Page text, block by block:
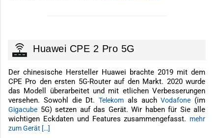
Huawei CPE 2 Pro 5G
Der chinesische Hersteller Huawei brachte 2019 mit dem
CPE Pro den ersten 5G-Router auf den Markt. 2020 wurde
das Modell überarbeitet und mit etlichen Verbesserungen
versehen. Sowohl die Dt.Telekom als auchVodafone (im
Gigacube 5G) setzen auf das Gerät. Wir haben für Sie alle
wichtigen Eckdaten und Features zusammengefasst. mehr
zum Gerät […]